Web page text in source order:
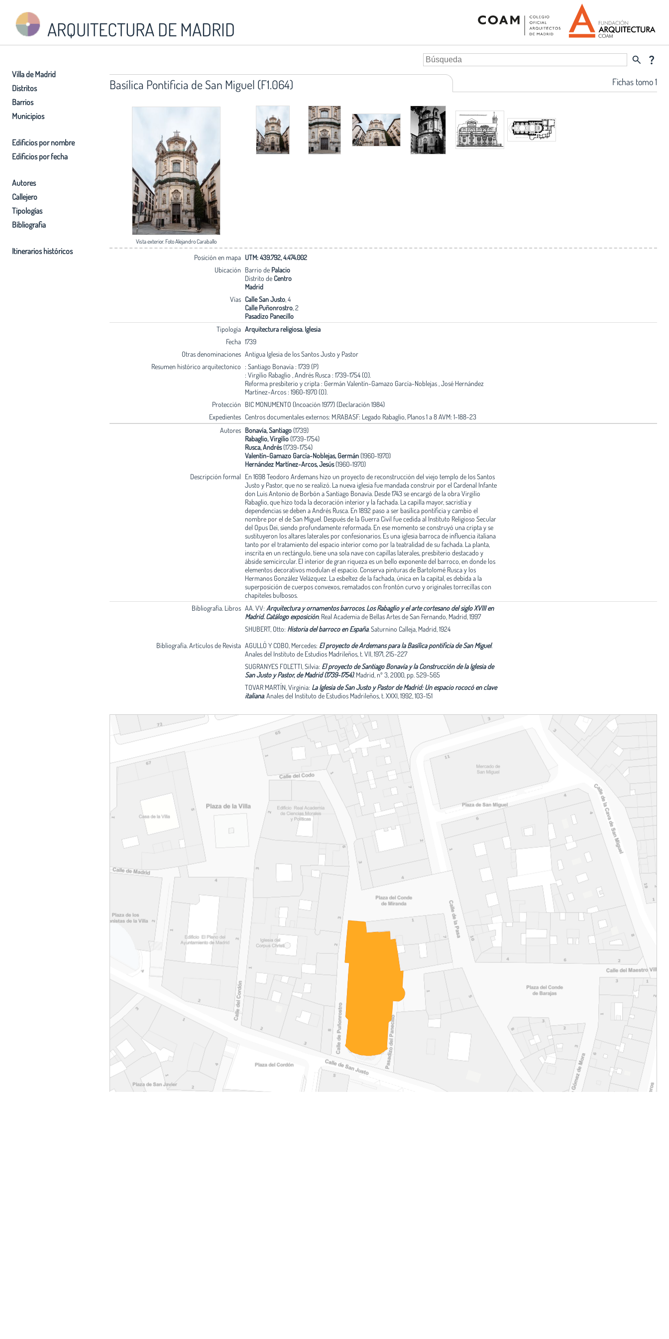
ARQUITECTURA DE MADRID
Villa de Madrid
Distritos
Barrios
Municipios
Edificios por nombre
Edificios por fecha
Autores
Callejero
Tipologías
Bibliografia
Itinerarios históricos
search question_mark
Basílica Pontificia de San Miguel (F1.064) Fichas tomo 1
Vista exterior. Foto Alejandro Caraballo
Posición en mapa UTM: 439.792, 4.474.002
Ubicación Barrio de Palacio
Distrito de Centro
Madrid
Vías Calle San Justo , 4
Calle Puñonrostro , 2
Pasadizo Panecillo
Tipología Arquitectura religiosa. Iglesia
Fecha 1739
Otras denominaciones Antigua Iglesia de los Santos Justo y Pastor
Resumen histórico arquitectonico : Santiago Bonavía : 1739 (P)
: Virgilio Rabaglio , Andrés Rusca : 1739-1754 (O).
Reforma presbiterio y cripta : Germán Valentín-Gamazo García-Noblejas , José Hernández
Martínez-Arcos : 1960-1970 (O).
Protección BIC MONUMENTO (Incoación 1977) (Declaración 1984)
Expedientes Centros documentales externos: M.RABASF: Legado Rabaglio, Planos 1 a 8 AVM: 1-188-23
Autores Bonavía, Santiago(1739)
Rabaglio, Virgilio(1739-1754)
Rusca, Andrés(1739-1754)
Valentín-Gamazo García-Noblejas, Germán(1960-1970)
Hernández Martínez-Arcos, Jesús(1960-1970)
Descripción formal En 1698 Teodoro Ardemans hizo un proyecto de reconstrucción del viejo templo de los Santos
Justo y Pastor, que no se realizó. La nueva iglesia fue mandada construir por el Cardenal Infante
don Luis Antonio de Borbón a Santiago Bonavía. Desde 1743 se encargó de la obra Virgilio
Rabaglio, que hizo toda la decoración interior y la fachada. La capilla mayor, sacristía y
dependencias se deben a Andrés Rusca. En 1892 paso a ser basílica pontificia y cambio el
nombre por el de San Miguel. Después de la Guerra Civil fue cedida al Instituto Religioso Secular
del Opus Dei, siendo profundamente reformada. En ese momento se construyó una cripta y se
sustituyeron los altares laterales por confesionarios. Es una iglesia barroca de influencia italiana
tanto por el tratamiento del espacio interior como por la teatralidad de su fachada. La planta,
inscrita en un rectángulo, tiene una sola nave con capillas laterales, presbiterio destacado y
ábside semicircular. El interior de gran riqueza es un bello exponente del barroco, en donde los
elementos decorativos modulan el espacio. Conserva pinturas de Bartolomé Rusca y los
Hermanos González Velázquez. La esbeltez de la fachada, única en la capital, es debida a la
superposición de cuerpos convexos, rematados con frontón curvo y originales torrecillas con
chapiteles bulbosos.
Bibliografía. Libros AA. VV: Arquitectura y ornamentos barrocos. Los Rabaglio y el arte cortesano del siglo XVIII en
Madrid. Catálogo exposición. Real Academia de Bellas Artes de San Fernando, Madrid, 1997
SHUBERT, Otto: Historia del barroco en España. Saturnino Calleja, Madrid, 1924
Bibliografía. Artículos de Revista AGULLÓ Y COBO, Mercedes: El proyecto de Ardemans para la Basílica pontificia de San Miguel.
Anales del Instituto de Estudios Madrileños, t. VII, 1971, 215-227
SUGRANYES FOLETTI, Silvia: El proyecto de Santiago Bonavía y la Construcción de la Iglesia de
San Justo y Pastor, de Madrid (1739-1754). Madrid, nº 3, 2000, pp. 529-565
TOVAR MARTÍN, Virginia: La Iglesia de San Justo y Pastor de Madrid: Un espacio rococó en clave
italiana. Anales del Instituto de Estudios Madrileños, t. XXXI, 1992, 103-151